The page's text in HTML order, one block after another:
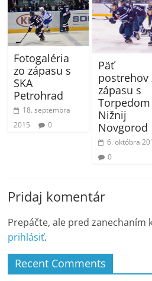
Fotogaléria
zo zápasu s
SKA
Petrohrad
18. septembra
2015
0
Päť
postrehov
zápasu s
Torpedom
Nižnij
Novgorod
6. októbra
0
Pridaj komentár
Prepáčte, ale pred zanechaním
prihlásiť.
Recent Comments